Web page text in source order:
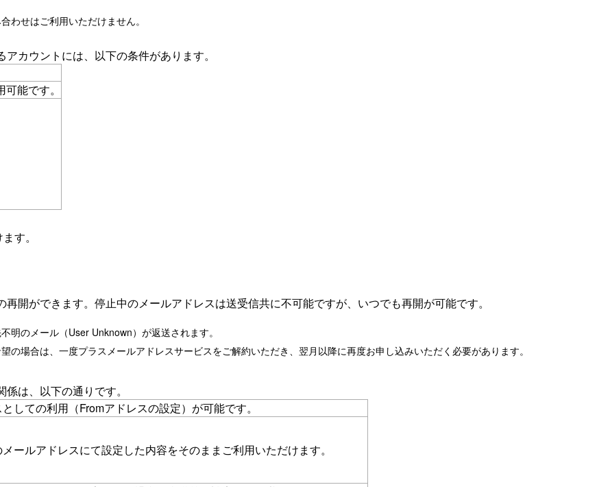
わせはご利用いただけません。
カウントには、以下の条件があります。
能です。
す。
開ができます。停止中のメールアドレスは送受信共に不可能ですが、いつでも再開が可能です。
明のメール（User Unknown）が返送されます。
場合は、一度プラスメールアドレスサービスをご解約いただき、翌月以降に再度お申し込みいただく必要があります。
は、以下の通りです。
しての利用（Fromアドレスの設定）が可能です。
ールアドレスにて設定した内容をそのままご利用いただけます。